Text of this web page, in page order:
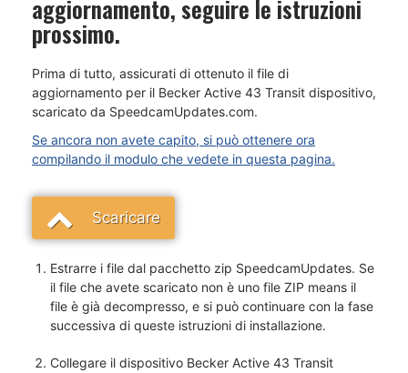
aggiornamento, seguire le istruzioni
prossimo.
Prima di tutto, assicurati di ottenuto il file di
aggiornamento per il Becker Active 43 Transit dispositivo,
scaricato da SpeedcamUpdates.com.
Se ancora non avete capito, si può ottenere ora
compilando il modulo che vedete in questa pagina.
Scaricare
Estrarre i file dal pacchetto zip SpeedcamUpdates. Se
il file che avete scaricato non è uno file ZIP means il
file è già decompresso, e si può continuare con la fase
successiva di queste istruzioni di installazione.
Collegare il dispositivo Becker Active 43 Transit